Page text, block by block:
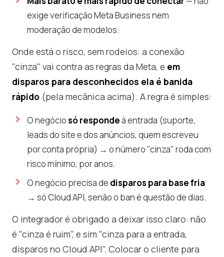
exige verificação Meta Business nem
moderação de modelos.
Onde está o risco, sem rodeios: a conexão
"cinza" vai contra as regras da Meta, e em
disparos para desconhecidos ela é banida
rápido (pela mecânica acima). A regra é simples:
O negóciosó respondeà entrada (suporte,
leads do site e dos anúncios, quem escreveu
por conta própria) → o número "cinza" roda com
risco mínimo, por anos.
O negócio precisa de disparos para base fria
→ só Cloud API, senão o ban é questão de dias.
O integrador é obrigado a deixar isso claro: não
é "cinza é ruim", e sim "cinza para a entrada,
disparos no Cloud API". Colocar o cliente para